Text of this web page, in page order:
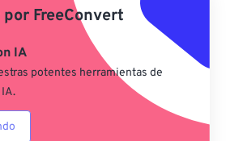
preestablecido
por FreeConvert
IA
potentes herramientas de